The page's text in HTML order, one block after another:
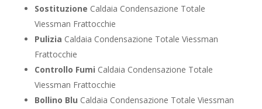
Sostituzione Caldaia Condensazione Totale
Viessman Frattocchie
Pulizia Caldaia Condensazione Totale Viessman
Frattocchie
Controllo Fumi Caldaia Condensazione Totale
Viessman Frattocchie
Bollino Blu Caldaia Condensazione Totale Viessman